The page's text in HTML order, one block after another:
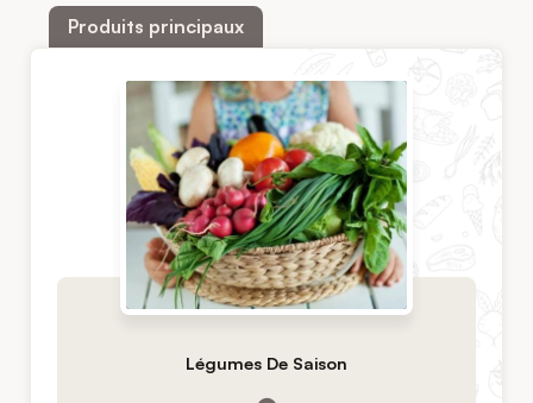
Produits principaux
Légumes De Saison